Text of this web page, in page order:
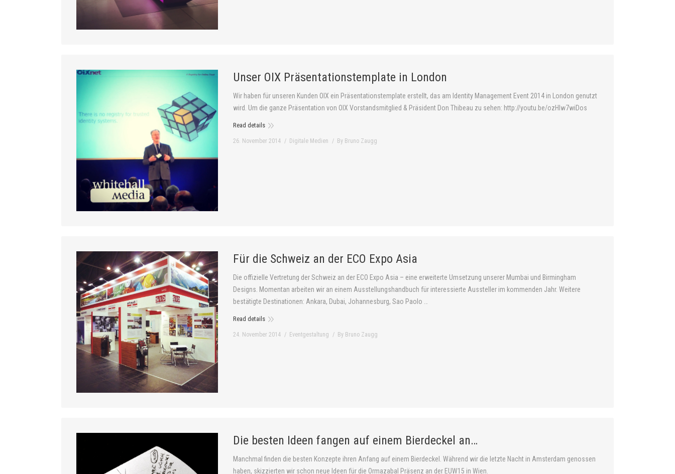
Unser OIX Präsentationstemplate in London
Wir haben für unseren Kunden OIX ein Präsentationstemplate erstellt, das am Identity Management Event 2014 in London genutzt
wird. Um die ganze Präsentation von OIX Vorstandsmitglied & Präsident Don Thibeau zu sehen: http://youtu.be/ozHlw7wiDos
Read details
26. November 2014 Digitale Medien By Bruno Zaugg
Für die Schweiz an der ECO Expo Asia
Die offizielle Vertretung der Schweiz an der ECO Expo Asia – eine erweiterte Umsetzung unserer Mumbai und Birmingham
Designs. Momentan arbeiten wir an einem Ausstellungshandbuch für interessierte Aussteller im kommenden Jahr. Weitere
bestätigte Destinationen: Ankara, Dubai, Johannesburg, Sao Paolo …
Read details
24. November 2014 Eventgestaltung By Bruno Zaugg
Die besten Ideen fangen auf einem Bierdeckel an…
Manchmal finden die besten Konzepte ihren Anfang auf einem Bierdeckel. Während wir die letzte Nacht in Amsterdam genossen
haben, skizzierten wir schon neue Ideen für die Ormazabal Präsenz an der EUW15 in Wien.